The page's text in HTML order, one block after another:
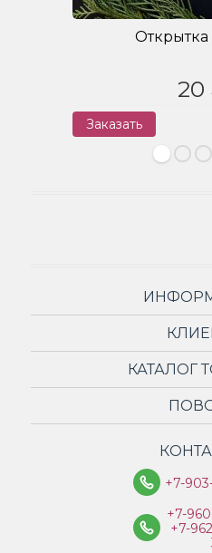
Открытка
20
Заказать
КАТАЛОГ
+7-
+7-
+7-